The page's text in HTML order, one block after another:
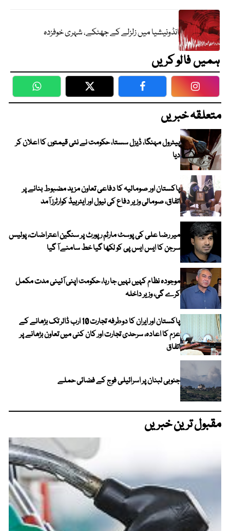
انڈونیشیا میں زلزلے کے جھٹکے، شہری خوفزدہ
ہمیں فالو کریں
WhatsApp Twitter Facebook
متعلقہ خبریں
پیٹرول مہنگا، ڈیزل سستا، حکومت نے نئی قیمتوں کا اعلان کر
دیا
پاکستان اور صومالیہ کا دفاعی تعاون مزید مضبوط بنانے پر
اتفاق، صومالی وزیر دفاع کی نیول اور ایئرہیڈ کوارٹرز آمد
میر رضا علی کی پوسٹ مارٹم رپورٹ پر سنگین اعتراضات، پولیس
سرجن کا ایس ایس پی کو لکھا گیا خط سامنے آ گیا
موجودہ نظام کہیں نہیں جا رہا، حکومت اپنی آئینی مدت مکمل
کرے گی، وزیر داخلہ
پاکستان اور ایران کا دوطرفہ تجارت 10 ارب ڈالر تک بڑھانے کے
عزم کا اعادہ، سرحدی تجارت اور کان کنی میں تعاون بڑھانے پر
اتفاق
جنوبی لبنان پر اسرائیلی فوج کے فضائی حملے
مقبول ترین خبریں